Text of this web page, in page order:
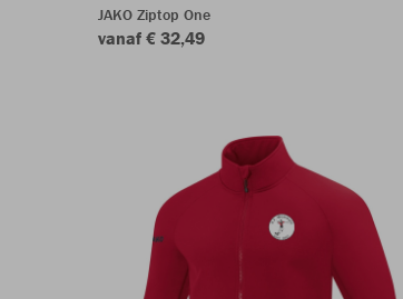
JAKO Ziptop One
vanaf € 32,49